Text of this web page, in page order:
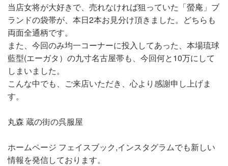
当店女将が大好きで、売れなければ狙っていた「螢庵」ブ
ランドの袋帯が、本日2本お見分け頂きました。どちらも
両面全通柄です。
また、今回のみ均一コーナーに投入してあった、本場琉球
藍型(エーガタ）の九寸名古屋帯も、今回何と10万にして
しまいました。
こんな中でも、ご来店いただき、心より感謝申し上げま
す。
丸森 蔵の街の呉服屋
ホームページ フェイスブック,インスタグラムでも新しい
情報を発信しております。